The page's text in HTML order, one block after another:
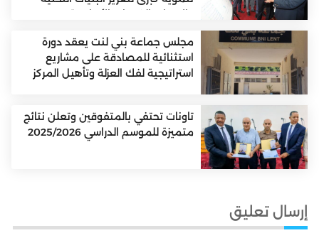
مجلس جماعة بني لنت يعقد دورة
استثنائية للمصادقة على مشاريع
استراتيجية لفك العزلة وتأهيل المركز
تاونات تحتفي بالمتفوقين وتعلن نتائج
متميزة للموسم الدراسي 2025/2026
إرسال تعليق